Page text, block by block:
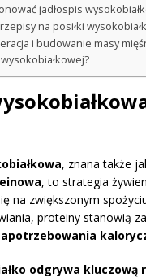
jadłospis
na posiłki
i budowanie masy
, znana także
, to strategia
na zwiększonym
proteiny stanowią
odgrywa kluczową